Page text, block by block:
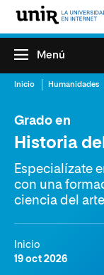
Menú
Inicio Humanidades
Grado en
Historia
Especialízate
con una
ciencia del arte
Inicio
19 oct 2026